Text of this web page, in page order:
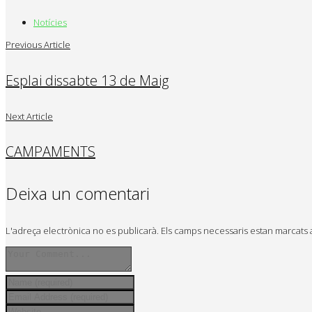
Notícies
Previous Article
Esplai dissabte 13 de Maig
Next Article
CAMPAMENTS
Deixa un comentari
L'adreça electrònica no es publicarà. Els camps necessaris estan marcats